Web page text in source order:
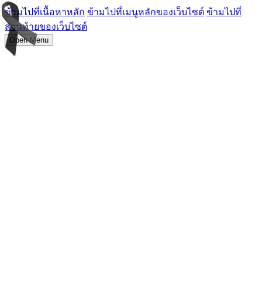
ข้ามไปที่เนื้อหาหลัก ข้ามไปที่เมนูหลักของเว็บไซต์ ข้ามไปที่
ส่วนท้ายของเว็บไซต์
Open Menu